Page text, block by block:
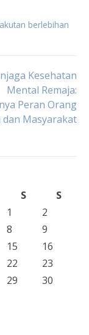
berlebihan
Kesehatan
Mental Remaja:
Peran Orang
dan Masyarakat
S
S
1
2
8
9
15
16
22
23
29
30